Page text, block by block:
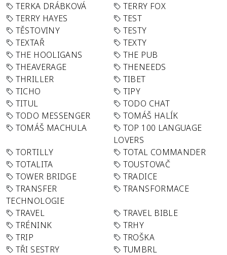
TERKA DRÁBKOVÁ
TERRY FOX
TERRY HAYES
TEST
TĚSTOVINY
TESTY
TEXTAŘ
TEXTY
THE HOOLIGANS
THE PUB
THEAVERAGE
THENEEDS
THRILLER
TIBET
TICHO
TIPY
TITUL
TODO CHAT
TODO MESSENGER
TOMÁŠ HALÍK
TOMÁŠ MACHULA
TOP 100 LANGUAGE
LOVERS
TORTILLY
TOTAL COMMANDER
TOTALITA
TOUSTOVAČ
TOWER BRIDGE
TRADICE
TRANSFER
TECHNOLOGIE
TRANSFORMACE
TRAVEL
TRAVEL BIBLE
TRÉNINK
TRHY
TRIP
TROŠKA
TŘI SESTRY
TUMBRL